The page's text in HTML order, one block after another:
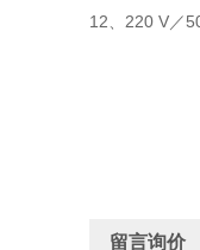
12、220 V
留言询价